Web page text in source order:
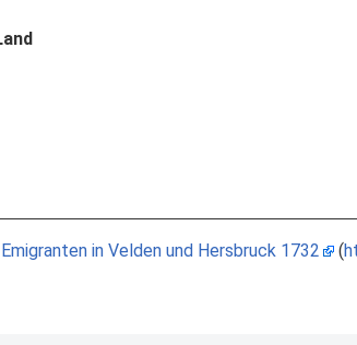
in Velden und Hersbruck 1732 (